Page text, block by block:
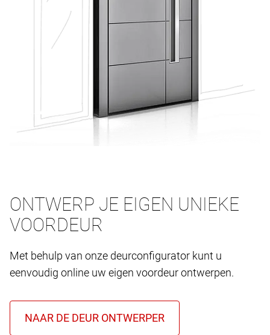
ONTWERP JE EIGEN UNIEKE
VOORDEUR
Met behulp van onze deurconfigurator kunt u
eenvoudig online uw eigen voordeur ontwerpen.